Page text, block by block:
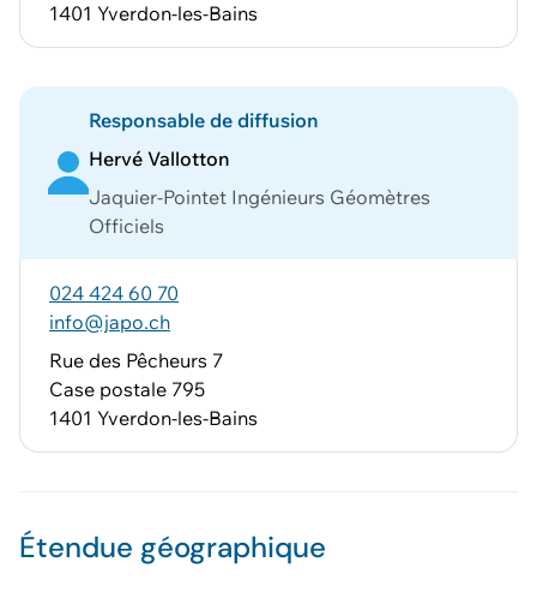
1401 Yverdon-les-Bains
Responsable de diffusion
Hervé Vallotton
Jaquier-Pointet Ingénieurs Géomètres
Officiels
024 424 60 70
info@japo.ch
Rue des Pêcheurs 7
Case postale 795
1401 Yverdon-les-Bains
Étendue géographique